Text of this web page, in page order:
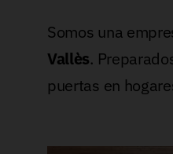
Somos una
Vallès.
puertas en